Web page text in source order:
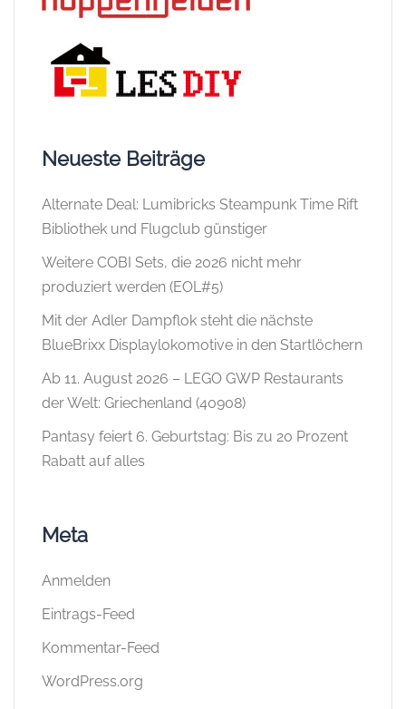
Neueste Beiträge
Alternate Deal: Lumibricks Steampunk Time Rift
Bibliothek und Flugclub günstiger
Weitere COBI Sets, die 2026 nicht mehr
produziert werden (EOL#5)
Mit der Adler Dampflok steht die nächste
BlueBrixx Displaylokomotive in den Startlöchern
Ab 11. August 2026 – LEGO GWP Restaurants
der Welt: Griechenland (40908)
Pantasy feiert 6. Geburtstag: Bis zu 20 Prozent
Rabatt auf alles
Meta
Anmelden
Eintrags-Feed
Kommentar-Feed
WordPress.org